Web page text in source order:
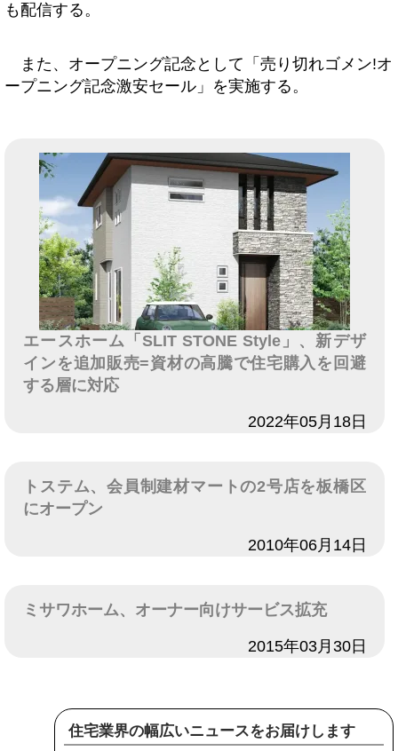
も配信する。
また、オープニング記念として「売り切れゴメン!オ
ープニング記念激安セール」を実施する。
エースホーム「SLIT STONE Style」、新デザ
インを追加販売=資材の高騰で住宅購入を回避
する層に対応
2022年05月18日
トステム、会員制建材マートの2号店を板橋区
にオープン
2010年06月14日
ミサワホーム、オーナー向けサービス拡充
2015年03月30日
住宅業界の幅広いニュースをお届けします